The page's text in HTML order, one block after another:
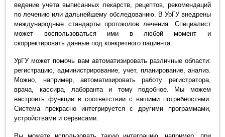
ведение учета выписанных лекарств, рецептов, рекомендаций
по лечению или дальнейшему обследованию. В УрГУ внедрены
международные стандарты протоколов лечения. Специалист
может воспользоваться ими в любой момент и
скорректировать данные под конкретного пациента.
УрГУ может помочь вам автоматизировать различные области:
регистрацию, администрирование, учет, планирование, анализ.
Можно, например, автоматизировать работу регистратора,
врача, кассира, лаборанта и тому подобное. Мы можем
настроить функции в соответствии с вашими потребностями.
Система прекрасно интегрируется с другими программами,
устройствами и сервисами.